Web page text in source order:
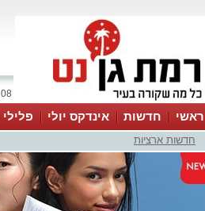
08 אוגוסט 2026 / 05:11
ראשי חדשות אינדקס יולי פלילי
ווטסאפ
חדשות ארציות